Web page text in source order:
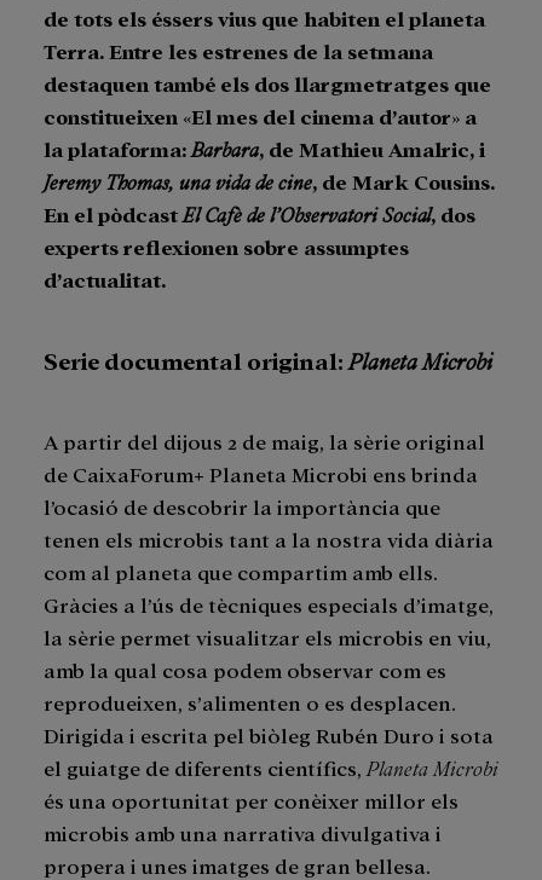
de tots els éssers vius que habiten el planeta
Terra. Entre les estrenes de la setmana
destaquen també els dos llargmetratges que
constitueixen «El mes del cinema d’autor» a
la plataforma:Barbara, de Mathieu Amalric, i
Jeremy Thomas, una vida de cine, de Mark Cousins.
En el pòdcastEl Cafè de l’Observatori Social, dos
experts reflexionen sobre assumptes
d’actualitat.
Serie documental original: Planeta Microbi
A partir del dijous 2 de maig, la sèrie original
de CaixaForum+ Planeta Microbi ens brinda
l’ocasió de descobrir la importància que
tenen els microbis tant a la nostra vida diària
com al planeta que compartim amb ells.
Gràcies a l’ús de tècniques especials d’imatge,
la sèrie permet visualitzar els microbis en viu,
amb la qual cosa podem observar com es
reprodueixen, s’alimenten o es desplacen.
Dirigida i escrita pel biòleg Rubén Duro i sota
el guiatge de diferents científics, Planeta Microbi
és una oportunitat per conèixer millor els
microbis amb una narrativa divulgativa i
propera i unes imatges de gran bellesa.